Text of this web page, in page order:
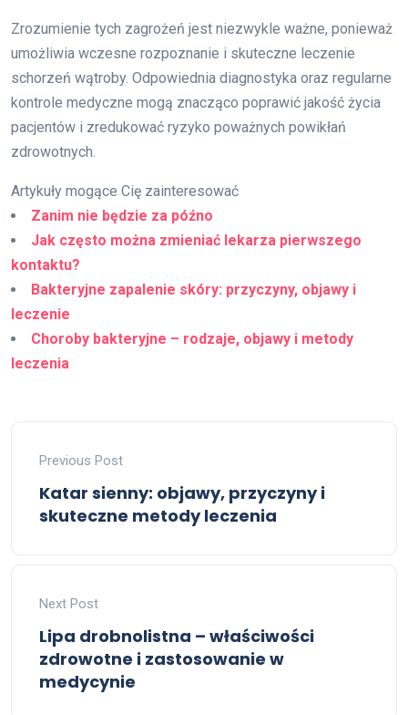
Zrozumienie tych zagrożeń jest niezwykle ważne, ponieważ
umożliwia wczesne rozpoznanie i skuteczne leczenie
schorzeń wątroby. Odpowiednia diagnostyka oraz regularne
kontrole medyczne mogą znacząco poprawić jakość życia
pacjentów i zredukować ryzyko poważnych powikłań
zdrowotnych.
Artykuły mogące Cię zainteresować
Zanim nie będzie za późno
Jak często można zmieniać lekarza pierwszego
kontaktu?
Bakteryjne zapalenie skóry: przyczyny, objawy i
leczenie
Choroby bakteryjne – rodzaje, objawy i metody
leczenia
Previous Post
Katar sienny: objawy, przyczyny i
skuteczne metody leczenia
Next Post
Lipa drobnolistna – właściwości
zdrowotne i zastosowanie w
medycynie